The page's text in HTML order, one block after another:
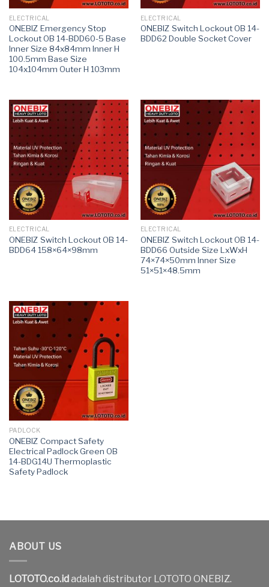
ELECTRICAL
ONEBIZ Emergency Stop
Lockout OB 14-BDD60-5 Base
Inner Size 84x84mm Inner H
100.5mm Base Size
104x104mm Outer H 103mm
ELECTRICAL
ONEBIZ Switch Lockout OB 14-
BDD62 Double Socket Cover
ELECTRICAL
ONEBIZ Switch Lockout OB 14-
BDD64 158×64×98mm
ELECTRICAL
ONEBIZ Switch Lockout OB 14-
BDD66 Outside Size LxWxH
74×74×50mm Inner Size
51×51×48.5mm
PADLOCK
ONEBIZ Compact Safety
Electrical Padlock Green OB
14-BDG14U Thermoplastic
Safety Padlock
ABOUT US
LOTOTO.co.id adalah distributor LOTOTO ONEBIZ.